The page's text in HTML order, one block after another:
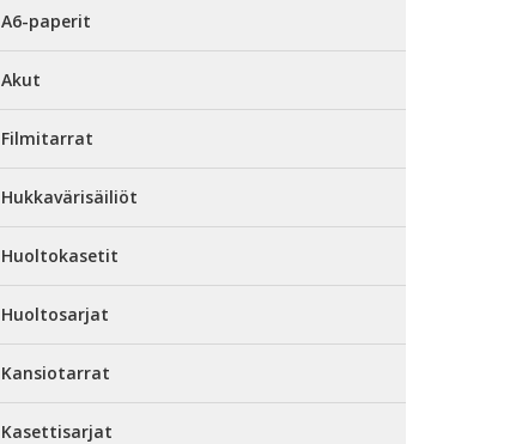
A6-paperit
Akut
Filmitarrat
Hukkavärisäiliöt
Huoltokasetit
Huoltosarjat
Kansiotarrat
Kasettisarjat